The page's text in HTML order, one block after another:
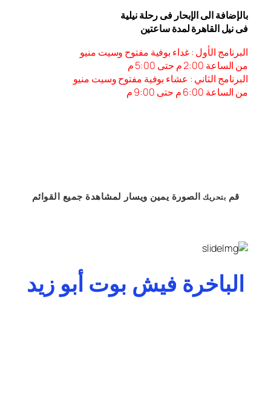
بالإضافة الى الإبحار فى رحلة نيلية
فى نيل القاهرة لمدة ساعتين
البرنامج الأول : غداء بوفية مفتوح وسيت منيو
من الساعة 2:00 م حتى 5:00 م
البرنامج الثاني : عشاء بوفية مفتوح وسيت منيو
من الساعة 6:00 م حتى 9:00 م
قم بتحريك الصورة يمين ويسار لمشاهدة جميع القوائم
الباخرة فيش بوت أبو زيد